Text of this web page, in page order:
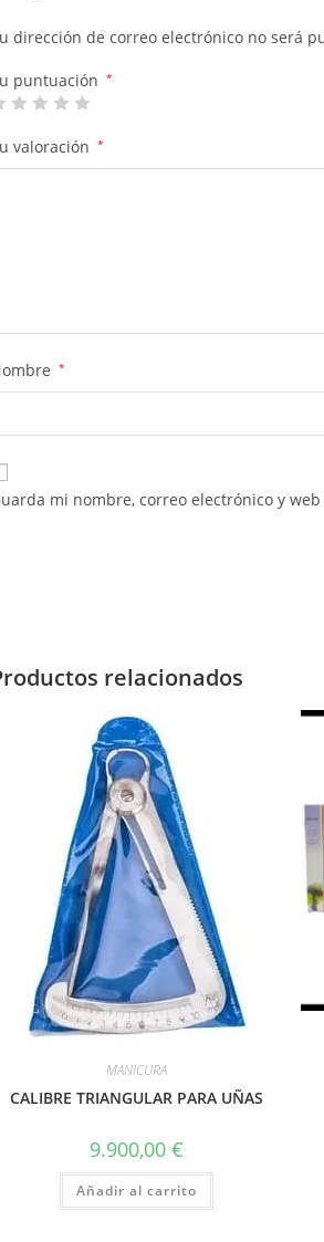
dirección de correo electrónico no será
puntuación *
valoración *
*
mi nombre, correo electrónico y
relacionados
MANICURA
CALIBRE TRIANGULAR PARA UÑAS
9.900,00 €
Añadir al carrito